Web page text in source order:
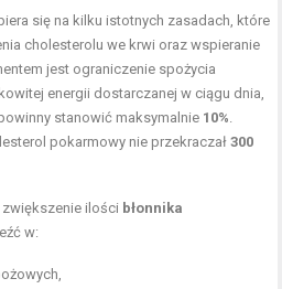
się na kilku istotnych zasadach, które
cholesterolu we krwi oraz wspieranie
jest ograniczenie spożycia
energii dostarczanej w ciągu dnia,
stanowić maksymalnie 10%
pokarmowy nie przekraczał300
ilości błonnika
w: